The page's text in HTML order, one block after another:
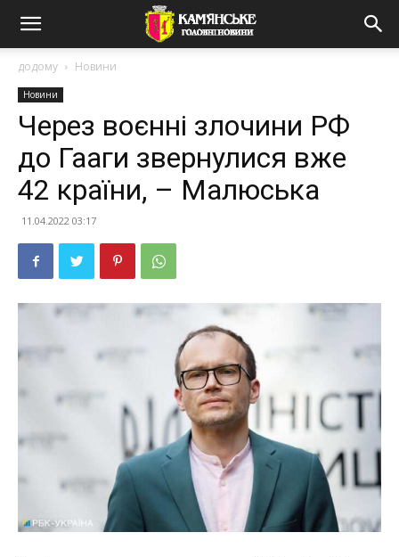
додому Новини
Новини
Через воєнні злочини РФ
до Гааги звернулися вже
42 країни, – Малюська
11.04.2022 03:17